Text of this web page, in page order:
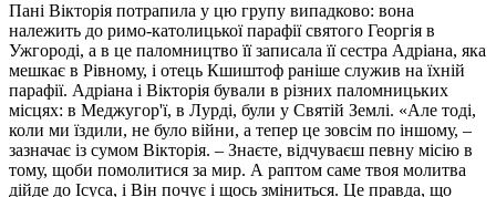
Пані Вікторія потрапила у цю групу випадково: вона
належить до римо-католицької парафії святого Георгія в
Ужгороді, а в це паломництво її записала її сестра Адріана, яка
мешкає в Рівному, і отець Кшиштоф раніше служив на їхній
парафії. Адріана і Вікторія бували в різних паломницьких
місцях: в Меджугор'ї, в Лурді, були у Святій Землі. «Але тоді,
коли ми їздили, не було війни, а тепер це зовсім по іншому, –
зазначає із сумом Вікторія. – Знаєте, відчуваєш певну місію в
тому, щоби помолитися за мир. А раптом саме твоя молитва
дійде до Ісуса, і Він почує і щось зміниться. Це правда, що